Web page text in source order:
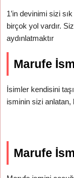
1’in devinimi sizi
birçok yol vardır.
aydınlatmaktır
Marufe
İsimler kendisini
isminin sizi anlatan,
Marufe